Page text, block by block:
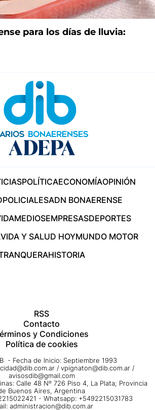
para los días de lluvia:
POLÍTICAECONOMÍAOPINIÓN
POLICIALESADN BONAERENSE
MEDIOSEMPRESASDEPORTES
VIDA Y SALUD HOYMUNDO MOTOR
HISTORIA
RSS
Contacto
y Condiciones
Política de cookies
- Fecha de Inicio: Septiembre 1993
/ vpignaton@dib.com.ar /
avisosdib@gmail.com
Calle 48 Nº 726 Piso 4, La Plata; Provincia
Buenos Aires, Argentina
- Whatsapp: +5492215031783
administracion@dib.com.ar